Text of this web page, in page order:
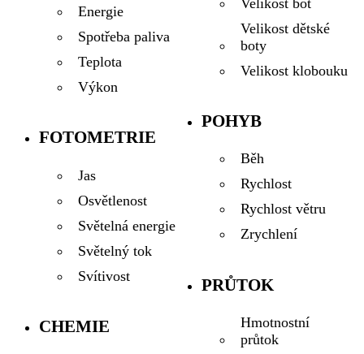
Energie
Spotřeba paliva
Teplota
Výkon
FOTOMETRIE
Jas
Osvětlenost
Světelná energie
Světelný tok
Svítivost
CHEMIE
Velikost bot
Velikost dětské
boty
Velikost klobouku
POHYB
Běh
Rychlost
Rychlost větru
Zrychlení
PRŮTOK
Hmotnostní
průtok